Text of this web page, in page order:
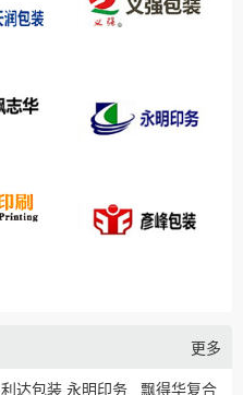
更多
利达包装 永明印务 飘得华复合